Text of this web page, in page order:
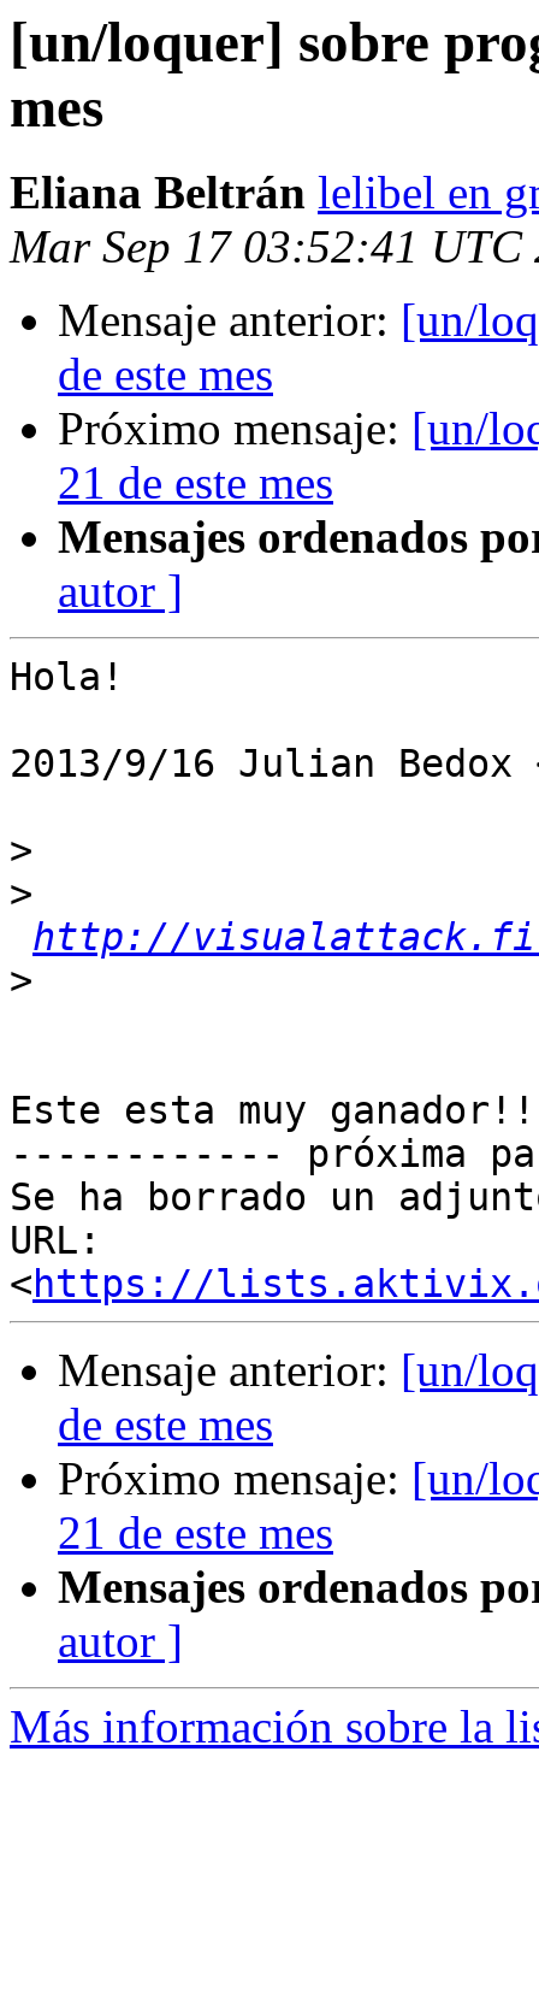
[un/loquer] sobre
mes
Eliana Beltrán lelibel en
Mar Sep 17 03:52:41 UTC
Mensaje anterior: [un/
de este mes
Próximo mensaje: [un/
21 de este mes
Mensajes ordenados
autor ]
Hola!
2013/9/16 Julian Bedox
>
>
http://
>
Este esta muy
------------ próxima
Se ha borrado un
URL:
<https://
Mensaje anterior: [un/
de este mes
Próximo mensaje: [un/
21 de este mes
Mensajes ordenados
autor ]
Más información sobre la